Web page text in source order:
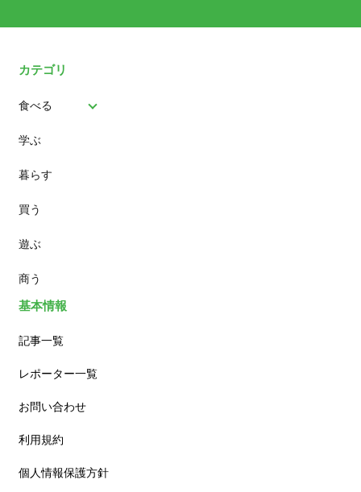
カテゴリ
食べる
パン
スイーツ
ランチ
カフェ
学ぶ
暮らす
買う
遊ぶ
商う
基本情報
記事一覧
レポーター一覧
お問い合わせ
利用規約
個人情報保護方針